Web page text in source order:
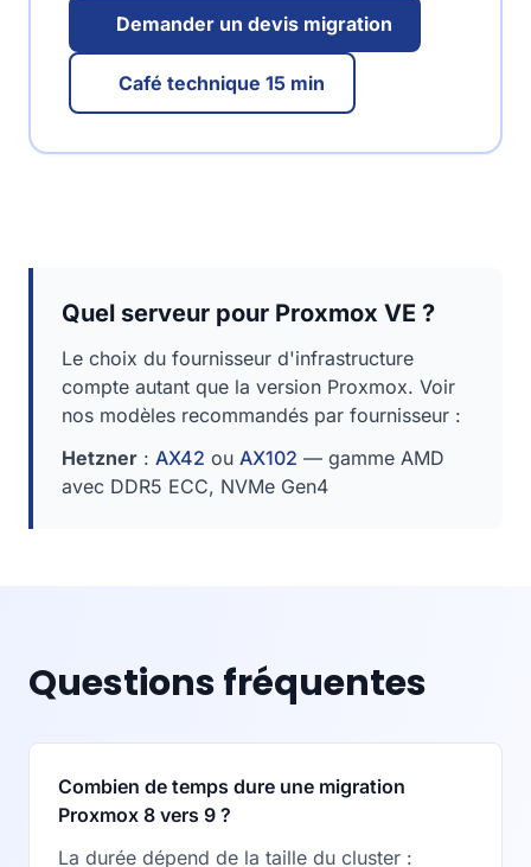
Demander un devis migration
Café technique 15 min
Quel serveur pour Proxmox VE ?
Le choix du fournisseur d'infrastructure
compte autant que la version Proxmox. Voir
nos modèles recommandés par fournisseur :
Hetzner : AX42 ou AX102 — gamme AMD
avec DDR5 ECC, NVMe Gen4
Questions fréquentes
Combien de temps dure une migration
Proxmox 8 vers 9 ?
La durée dépend de la taille du cluster :